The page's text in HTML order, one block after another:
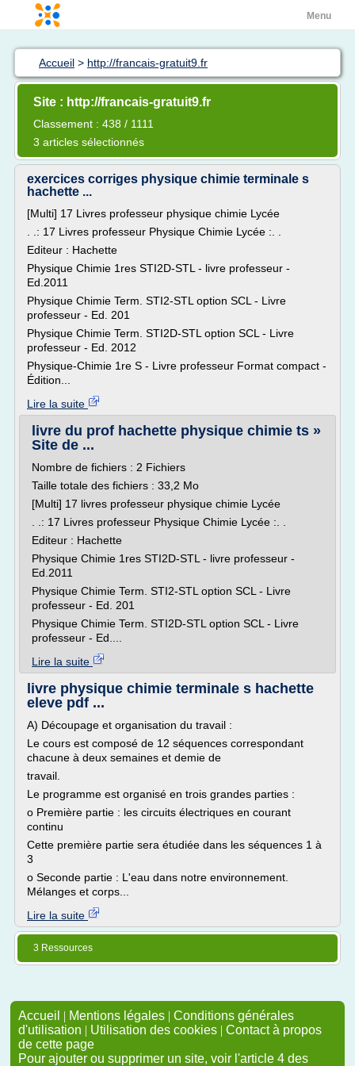
Menu
Accueil > http://francais-gratuit9.fr
Site : http://francais-gratuit9.fr
Classement : 438 / 1111
3 articles sélectionnés
exercices corriges physique chimie terminale s
hachette ...
[Multi] 17 Livres professeur physique chimie Lycée
. .: 17 Livres professeur Physique Chimie Lycée :. .
Editeur : Hachette
Physique Chimie 1res STI2D-STL - livre professeur -
Ed.2011
Physique Chimie Term. STI2-STL option SCL - Livre
professeur - Ed. 201
Physique Chimie Term. STI2D-STL option SCL - Livre
professeur - Ed. 2012
Physique-Chimie 1re S - Livre professeur Format compact -
Édition...
Lire la suite
livre du prof hachette physique chimie ts »
Site de ...
Nombre de fichiers : 2 Fichiers
Taille totale des fichiers : 33,2 Mo
[Multi] 17 livres professeur physique chimie Lycée
. .: 17 Livres professeur Physique Chimie Lycée :. .
Editeur : Hachette
Physique Chimie 1res STI2D-STL - livre professeur -
Ed.2011
Physique Chimie Term. STI2-STL option SCL - Livre
professeur - Ed. 201
Physique Chimie Term. STI2D-STL option SCL - Livre
professeur - Ed....
Lire la suite
livre physique chimie terminale s hachette
eleve pdf ...
A) Découpage et organisation du travail :
Le cours est composé de 12 séquences correspondant
chacune à deux semaines et demie de
travail.
Le programme est organisé en trois grandes parties :
o Première partie : les circuits électriques en courant
continu
Cette première partie sera étudiée dans les séquences 1 à
3
o Seconde partie : L'eau dans notre environnement.
Mélanges et corps...
Lire la suite
3 Ressources
Accueil | Mentions légales | Conditions générales
d'utilisation | Utilisation des cookies | Contact à propos
de cette page
Pour ajouter ou supprimer un site, voir l'article 4 des